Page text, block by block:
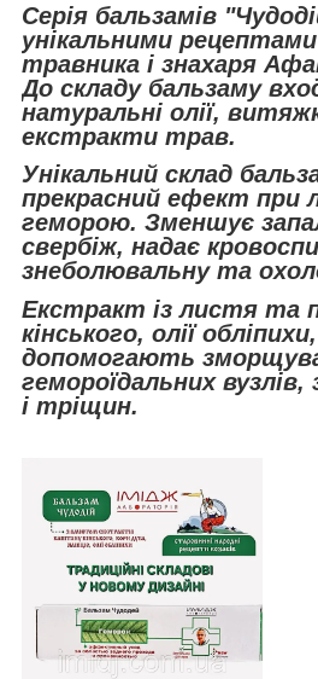
Серія бальзамів
унікальними рецептами
травника і знахаря
До складу бальзаму
натуральні олії,
екстракти трав.
Унікальний склад
прекрасний ефект при
геморою. Зменшує
свербіж, надає
знеболювальну та
Екстракт із листя та
кінського, олії
допомогають
гемороїдальних
і тріщин.